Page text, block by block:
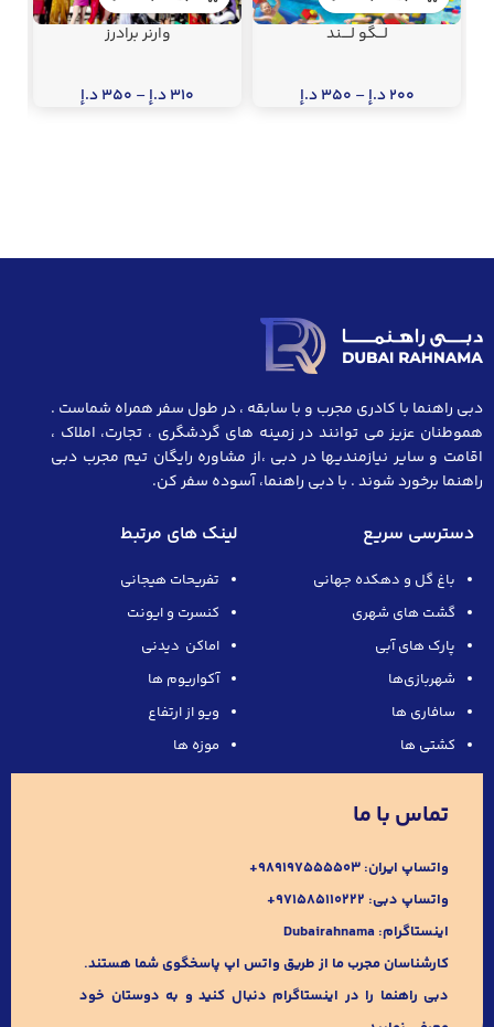
لـــگو لــــند
200 د.إ–
350 د.إ
وارنر برادرز
310د.إ–
350د.إ
دبی راهنما با کادری مجرب و با سابقه ، در طول سفر همراه شماست .
هموطنان عزیز می توانند در زمینه های گردشگری ، تجارت، املاک ،
اقامت و سایر نیازمندیها در دبی ،از مشاوره رایگان تیم مجرب دبی
راهنما برخورد شوند . با دبی راهنما، آسوده سفر کن.
دسترسی سریع
باغ گل و دهکده جهانی
گشت های شهری
پارک های آبی
شهربازی‌ها
سافاری ها
کشتی ها
لینک های مرتبط
تفریحات هیجانی
کنسرت و ایونت
اماکن دیدنی
آکواریوم ها
ویو از ارتفاع
موزه ها
تماس با ما
واتساپ ایران: 989197555503+
واتساپ دبی: ۹۷۱۵۸۵۱۱۰۲۲۲+
اینستاگرام: Dubairahnama
کارشناسان مجرب ما از طریق واتس اپ پاسخگوی شما هستند.
دبی راهنما را در اینستاگرام دنبال کنید و به دوستان خود